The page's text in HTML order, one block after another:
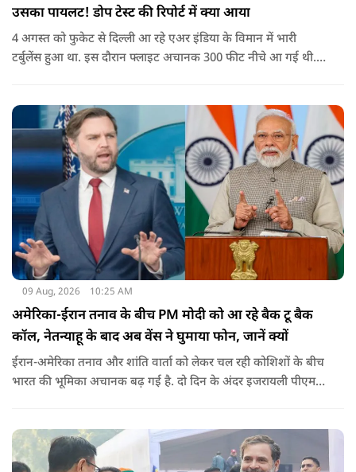
उसका पायलट! डोप टेस्ट की रिपोर्ट में क्या आया
4 अगस्त को फुकेट से दिल्ली आ रहे एअर इंडिया के विमान में भारी
टर्बुलेंस हुआ था. इस दौरान फ्लाइट अचानक 300 फीट नीचे आ गई थी.
09 Aug, 2026 10:25 AM
अमेरिका-ईरान तनाव के बीच PM मोदी को आ रहे बैक टू बैक
कॉल, नेतन्याहू के बाद अब वेंस ने घुमाया फोन, जानें क्यों
ईरान-अमेरिका तनाव और शांति वार्ता को लेकर चल रही कोशिशों के बीच
भारत की भूमिका अचानक बढ़ गई है. दो दिन के अंदर इजरायली पीएम